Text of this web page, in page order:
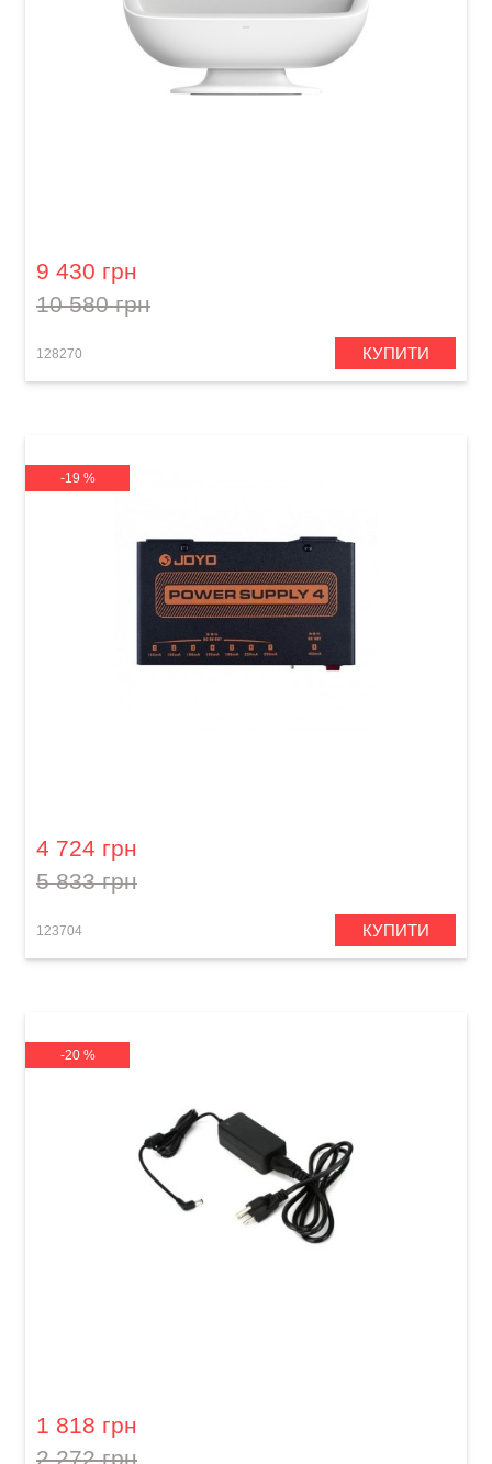
9 430 грн
10 580 грн
128270 КУПИТИ
-19 %
4 724 грн
5 833 грн
123704 КУПИТИ
-20 %
1 818 грн
2 272 грн